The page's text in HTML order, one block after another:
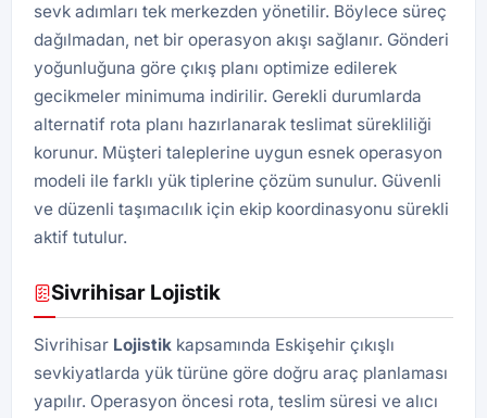
sevk adımları tek merkezden yönetilir. Böylece süreç
dağılmadan, net bir operasyon akışı sağlanır. Gönderi
yoğunluğuna göre çıkış planı optimize edilerek
gecikmeler minimuma indirilir. Gerekli durumlarda
alternatif rota planı hazırlanarak teslimat sürekliliği
korunur. Müşteri taleplerine uygun esnek operasyon
modeli ile farklı yük tiplerine çözüm sunulur. Güvenli
ve düzenli taşımacılık için ekip koordinasyonu sürekli
aktif tutulur.
Sivrihisar Lojistik
Sivrihisar Lojistik kapsamında Eskişehir çıkışlı
sevkiyatlarda yük türüne göre doğru araç planlaması
yapılır. Operasyon öncesi rota, teslim süresi ve alıcı